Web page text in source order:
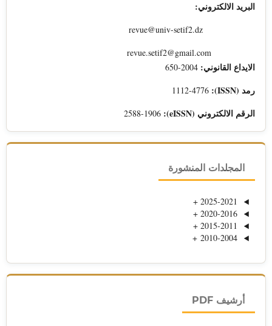
البريد الالكتروني:
الايداع القانوني:
رمد (ISSN):
الرقم الالكتروني (eISSN):
المجلدات المنشورة
+
2020-2016
+
+
2010-2004
+
أرشيف PDF